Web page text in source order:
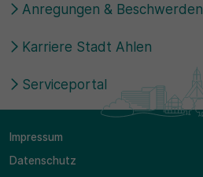
Anregungen & Beschwerden
Karriere Stadt Ahlen
Serviceportal
Impressum
Datenschutz